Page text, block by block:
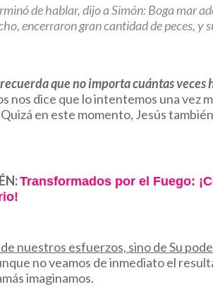
de hablar, dijo a Simón: Boga mar
encerraron gran cantidad de peces, y
que no importa cuántas
nos dice que lo intentemos una vez
en este momento, Jesús
Transformados por el Fuego:
nuestros esfuerzos, sino de Su
no veamos de inmediato el
imaginamos.